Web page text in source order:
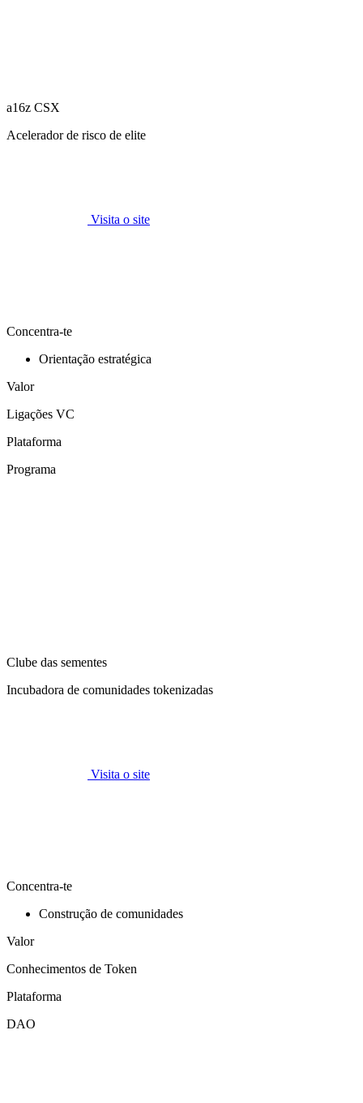
a16z CSX
Acelerador de risco de elite
Visita o site
Concentra-te
Orientação estratégica
Valor
Ligações VC
Plataforma
Programa
Clube das sementes
Incubadora de comunidades tokenizadas
Visita o site
Concentra-te
Construção de comunidades
Valor
Conhecimentos de Token
Plataforma
DAO